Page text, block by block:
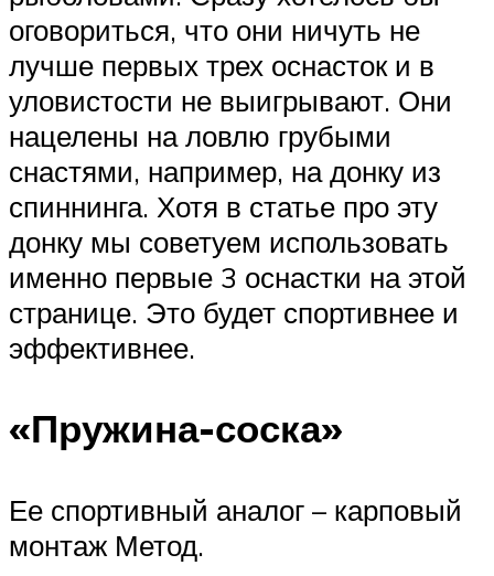
оговориться, что они ничуть не
лучше первых трех оснасток и в
уловистости не выигрывают. Они
нацелены на ловлю грубыми
снастями, например, на донку из
спиннинга. Хотя в статье про эту
донку мы советуем использовать
именно первые 3 оснастки на этой
странице. Это будет спортивнее и
эффективнее.
«Пружина-соска»
Ее спортивный аналог – карповый
монтаж Метод.